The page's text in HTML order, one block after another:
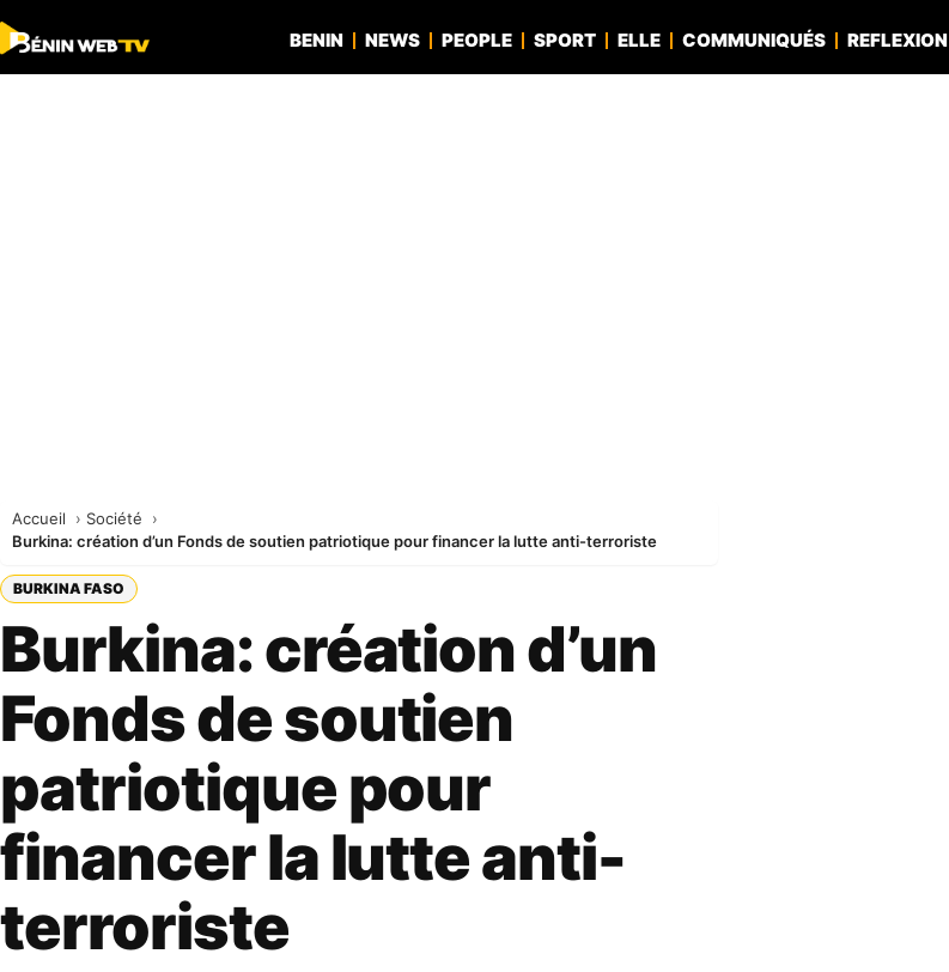
BENIN NEWS PEOPLE SPORT ELLE COMMUNIQUÉS REFLEXION
Accueil
Société
Burkina: création d’un Fonds de soutien patriotique pour financer la lutte anti-terroriste
BURKINA FASO
Burkina: création d’un
Fonds de soutien
patriotique pour
financer la lutte anti-
terroriste